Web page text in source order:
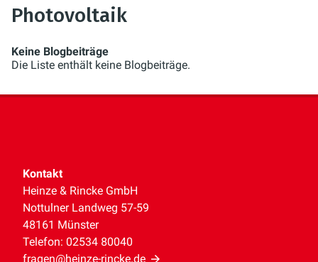
Photovoltaik
Keine Blogbeiträge
Die Liste enthält keine Blogbeiträge.
Kontakt
Heinze & Rincke GmbH
Nottulner Landweg 57-59
48161 Münster
Telefon: 02534 80040
fragen@heinze-rincke.de